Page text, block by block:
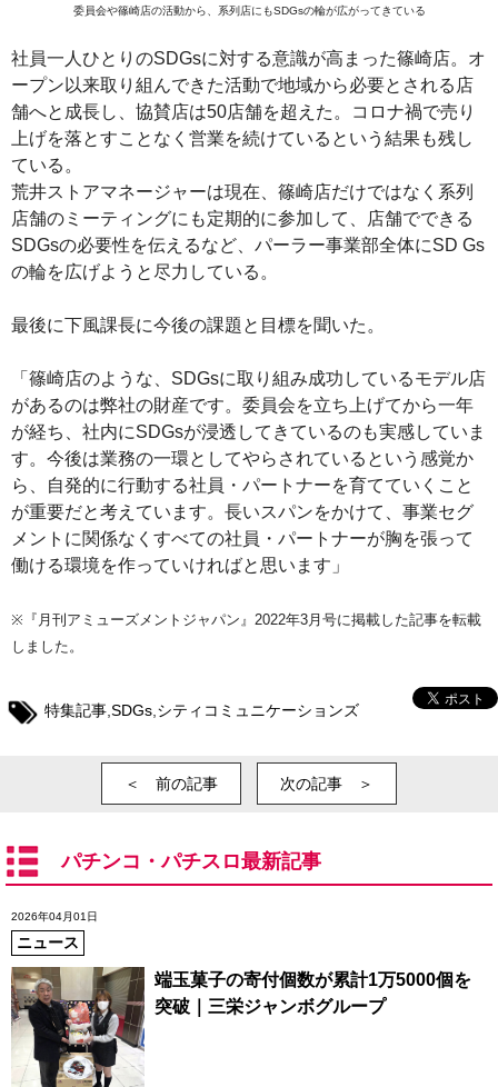
委員会や篠崎店の活動から、系列店にもSDGsの輪が広がってきている
社員一人ひとりのSDGsに対する意識が高まった篠崎店。オ
ープン以来取り組んできた活動で地域から必要とされる店
舗へと成長し、協賛店は50店舗を超えた。コロナ禍で売り
上げを落とすことなく営業を続けているという結果も残し
ている。
荒井ストアマネージャーは現在、篠崎店だけではなく系列
店舗のミーティングにも定期的に参加して、店舗でできる
SDGsの必要性を伝えるなど、パーラー事業部全体にSD Gs
の輪を広げようと尽力している。
最後に下風課長に今後の課題と目標を聞いた。
「篠崎店のような、SDGsに取り組み成功しているモデル店
があるのは弊社の財産です。委員会を立ち上げてから一年
が経ち、社内にSDGsが浸透してきているのも実感していま
す。今後は業務の一環としてやらされているという感覚か
ら、自発的に行動する社員・パートナーを育てていくこと
が重要だと考えています。長いスパンをかけて、事業セグ
メントに関係なくすべての社員・パートナーが胸を張って
働ける環境を作っていければと思います」
※『月刊アミューズメントジャパン』2022年3月号に掲載した記事を転載
しました。
特集記事,SDGs,シティコミュニケーションズ
＜ 前の記事 次の記事 ＞
パチンコ・パチスロ最新記事
2026年04月01日
ニュース
端玉菓子の寄付個数が累計1万5000個を
突破｜三栄ジャンボグループ